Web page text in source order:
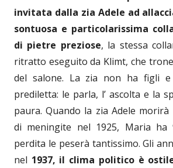
invitata dalla zia Adele ad
sontuosa e particolarissima
di pietre preziose, la stessa
ritratto eseguito da Klimt, che
del salone. La zia non ha figli
prediletta: le parla, l’ ascolta e la
paura. Quando la zia Adele
di meningite nel 1925, Maria
perdita le peserà tantissimo. Gli
nel 1937, il clima politico è